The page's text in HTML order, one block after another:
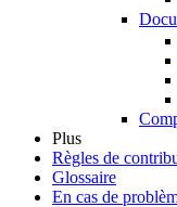
Plus
Règles de
Glossaire
En cas de